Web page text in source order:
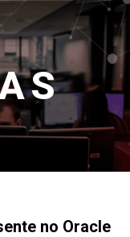
no Oracle